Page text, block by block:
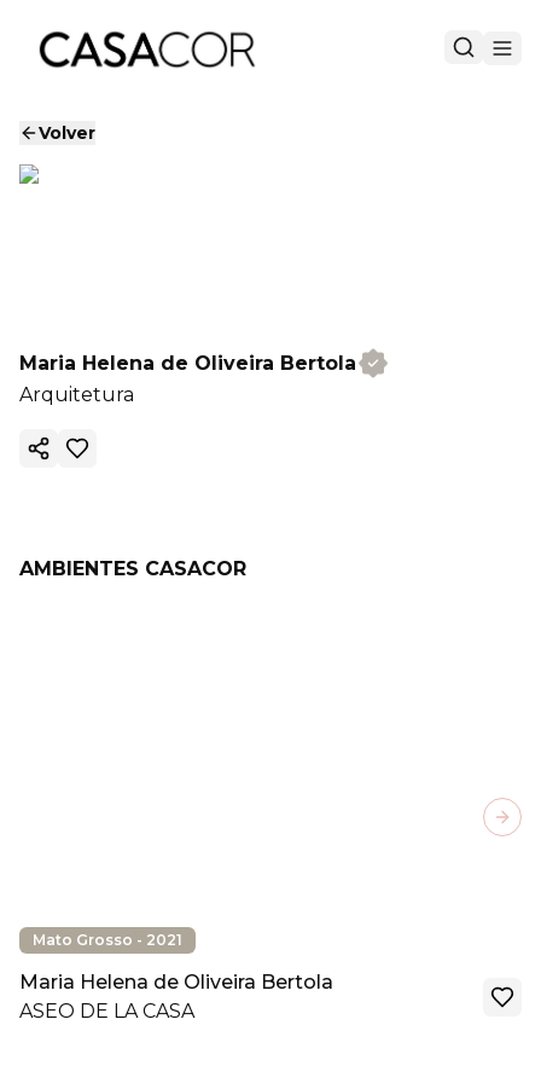
Volver
Maria Helena de Oliveira Bertola
Arquitetura
Copiar enlace
AMBIENTES CASACOR
Mato Grosso - 2021
Maria Helena de Oliveira Bertola
ASEO DE LA CASA